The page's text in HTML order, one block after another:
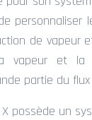
personnaliser
de vapeur
vapeur et la
partie du flux
possède un